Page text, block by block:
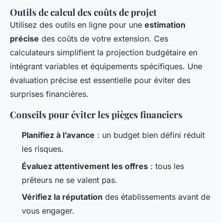
Outils de calcul des coûts de projet
Utilisez des outils en ligne pour une estimation
précise des coûts de votre extension. Ces
calculateurs simplifient la projection budgétaire en
intégrant variables et équipements spécifiques. Une
évaluation précise est essentielle pour éviter des
surprises financières.
Conseils pour éviter les pièges financiers
Planifiez à l’avance : un budget bien défini réduit
les risques.
Évaluez attentivement les offres : tous les
prêteurs ne se valent pas.
Vérifiez la réputation des établissements avant de
vous engager.